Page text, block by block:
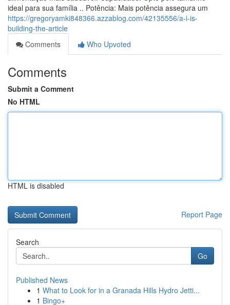
ideal para sua família .. Potência: Mais potência assegura um
https://gregoryamki848366.azzablog.com/42135556/a-i-is-
building-the-article
Comments
Who Upvoted
Comments
Submit a Comment
No HTML
HTML is disabled
Report Page
Search
Go
Published News
1 What to Look for in a Granada Hills Hydro Jetti...
1 Bingo+